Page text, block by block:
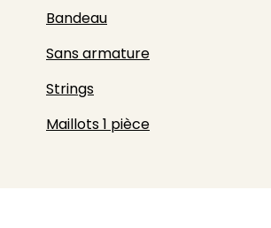
Bandeau
Sans armature
Strings
Maillots 1 pièce